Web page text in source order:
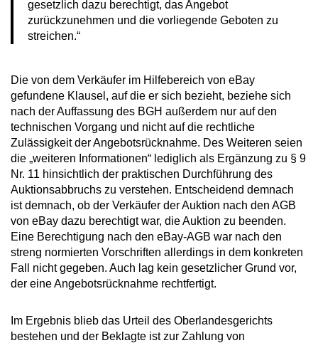
gesetzlich dazu berechtigt, das Angebot
zurückzunehmen und die vorliegende Geboten zu
streichen.“
Die von dem Verkäufer im Hilfebereich von eBay
gefundene Klausel, auf die er sich bezieht, beziehe sich
nach der Auffassung des BGH außerdem nur auf den
technischen Vorgang und nicht auf die rechtliche
Zulässigkeit der Angebotsrücknahme. Des Weiteren seien
die „weiteren Informationen“ lediglich als Ergänzung zu § 9
Nr. 11 hinsichtlich der praktischen Durchführung des
Auktionsabbruchs zu verstehen. Entscheidend demnach
ist demnach, ob der Verkäufer der Auktion nach den AGB
von eBay dazu berechtigt war, die Auktion zu beenden.
Eine Berechtigung nach den eBay-AGB war nach den
streng normierten Vorschriften allerdings in dem konkreten
Fall nicht gegeben. Auch lag kein gesetzlicher Grund vor,
der eine Angebotsrücknahme rechtfertigt.
Im Ergebnis blieb das Urteil des Oberlandesgerichts
bestehen und der Beklagte ist zur Zahlung von